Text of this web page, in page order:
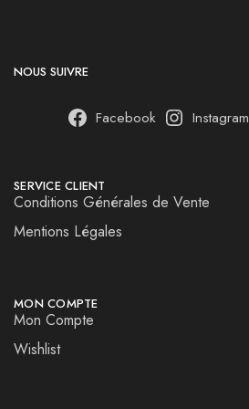
NOUS SUIVRE
Facebook Instagram
SERVICE CLIENT
Conditions Générales de Vente
Mentions Légales
MON COMPTE
Mon Compte
Wishlist